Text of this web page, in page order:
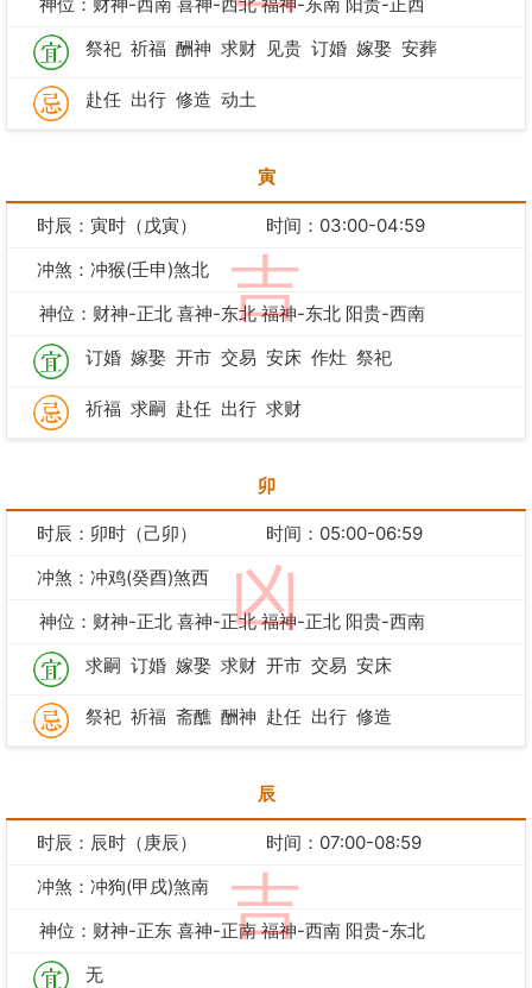
祭祀 祈福 酬神 求财 见贵 订婚 嫁娶 安葬
赴任 出行 修造 动土
寅
吉
时辰：寅时（戊寅）
时间：03:00-04:59
冲煞：冲猴(壬申)煞北
神位：财神-正北 喜神-东北 福神-东北 阳贵-西南
订婚 嫁娶 开市 交易 安床 作灶 祭祀
祈福 求嗣 赴任 出行 求财
卯
凶
时辰：卯时（己卯）
时间：05:00-06:59
冲煞：冲鸡(癸酉)煞西
神位：财神-正北 喜神-正北 福神-正北 阳贵-西南
求嗣 订婚 嫁娶 求财 开市 交易 安床
祭祀 祈福 斋醮 酬神 赴任 出行 修造
辰
吉
时辰：辰时（庚辰）
时间：07:00-08:59
冲煞：冲狗(甲戌)煞南
神位：财神-正东 喜神-正南 福神-西南 阳贵-东北
无